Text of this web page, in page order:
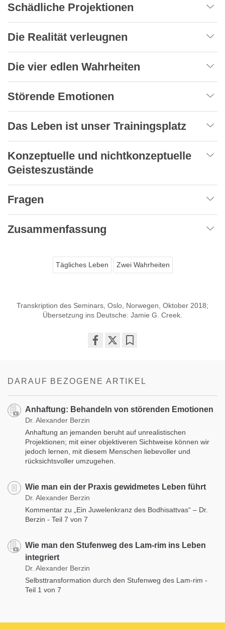
Schädliche Projektionen
Die Realität verleugnen
Die vier edlen Wahrheiten
Störende Emotionen
Das Leben ist unser Trainingsplatz
Konzeptuelle und nichtkonzeptuelle
Geisteszustände
Fragen
Zusammenfassung
Tägliches Leben Zwei Wahrheiten
Transkription des Seminars, Oslo, Norwegen, Oktober 2018;
Übersetzung ins Deutsche: Jamie G. Creek.
DARAUF BEZOGENE ARTIKEL
Anhaftung: Behandeln von störenden Emotionen
Dr. Alexander Berzin
Anhaftung an jemanden beruht auf unrealistischen
Projektionen; mit einer objektiveren Sichtweise können wir
jedoch lernen, mit diesem Menschen liebevoller und
rücksichtsvoller umzugehen.
Wie man ein der Praxis gewidmetes Leben führt
Dr. Alexander Berzin
Kommentar zu „Ein Juwelenkranz des Bodhisattvas“ – Dr.
Berzin - Teil 7 von 7
Wie man den Stufenweg des Lam-rim ins Leben
integriert
Dr. Alexander Berzin
Selbsttransformation durch den Stufenweg des Lam-rim -
Teil 1 von 7